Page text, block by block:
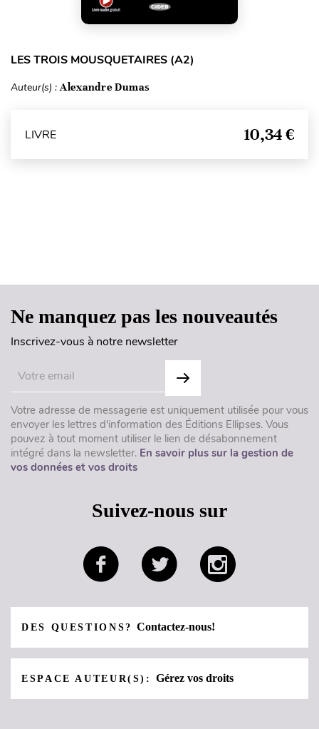
LES TROIS MOUSQUETAIRES (A2)
Auteur(s) :Alexandre Dumas
LIVRE 10,34 €
Ne manquez pas les nouveautés
Inscrivez-vous à notre newsletter
Votre adresse de messagerie est uniquement utilisée pour vous
envoyer les lettres d'information des Éditions Ellipses. Vous
pouvez à tout moment utiliser le lien de désabonnement
intégré dans la newsletter. En savoir plus sur la gestion de
vos données et vos droits
Suivez-nous sur
DES QUESTIONS?Contactez-nous!
ESPACE AUTEUR(S):Gérez vos droits